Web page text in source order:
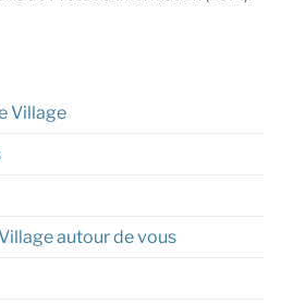
Village
autour de vous